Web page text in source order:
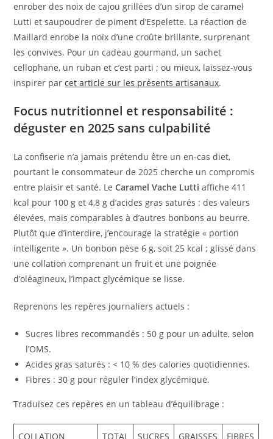
enrober des noix de cajou grillées d’un sirop de caramel
Lutti et saupoudrer de piment d’Espelette. La réaction de
Maillard enrobe la noix d’une croûte brillante, surprenant
les convives. Pour un cadeau gourmand, un sachet
cellophane, un ruban et c’est parti ; ou mieux, laissez-vous
inspirer parcet article sur les présents artisanaux.
Focus nutritionnel et responsabilité :
déguster en 2025 sans culpabilité
La confiserie n’a jamais prétendu être un en-cas diet,
pourtant le consommateur de 2025 cherche un compromis
entre plaisir et santé. LeCaramel Vache Lutti affiche 411
kcal pour 100 g et 4,8 g d’acides gras saturés : des valeurs
élevées, mais comparables à d’autres bonbons au beurre.
Plutôt que d’interdire, j’encourage la stratégie « portion
intelligente ». Un bonbon pèse 6 g, soit 25 kcal ; glissé dans
une collation comprenant un fruit et une poignée
d’oléagineux, l’impact glycémique se lisse.
Reprenons les repères journaliers actuels :
Sucres libres recommandés : 50 g pour un adulte, selon
l’OMS.
Acides gras saturés : < 10 % des calories quotidiennes.
Fibres : 30 g pour réguler l’index glycémique.
Traduisez ces repères en un tableau d’équilibrage :
COLLATION TOTAL SUCRES GRAISSES FIBRES